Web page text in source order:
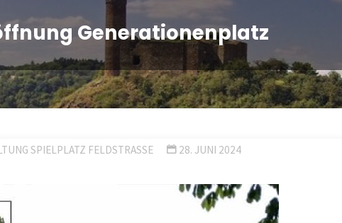
Generationenplatz
SPIELPLATZ FELDSTRASSE 28. JUNI 2024